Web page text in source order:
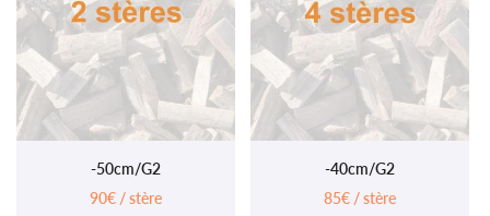
-50cm/G2
90€ / stère
-40cm/G2
85€ / stère